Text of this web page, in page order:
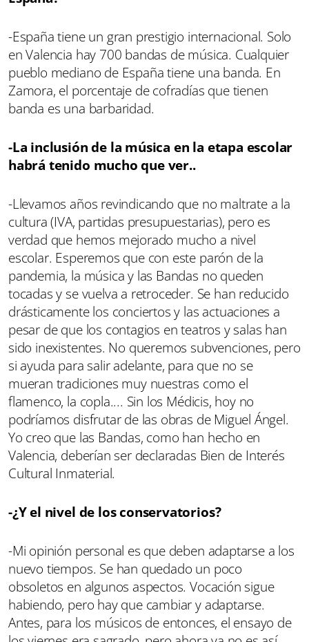
-España tiene un gran prestigio internacional. Solo
en Valencia hay 700 bandas de música. Cualquier
pueblo mediano de España tiene una banda. En
Zamora, el porcentaje de cofradías que tienen
banda es una barbaridad.
-La inclusión de la música en la etapa escolar
habrá tenido mucho que ver..
-Llevamos años revindicando que no maltrate a la
cultura (IVA, partidas presupuestarias), pero es
verdad que hemos mejorado mucho a nivel
escolar. Esperemos que con este parón de la
pandemia, la música y las Bandas no queden
tocadas y se vuelva a retroceder. Se han reducido
drásticamente los conciertos y las actuaciones a
pesar de que los contagios en teatros y salas han
sido inexistentes. No queremos subvenciones, pero
si ayuda para salir adelante, para que no se
mueran tradiciones muy nuestras como el
flamenco, la copla.... Sin los Médicis, hoy no
podríamos disfrutar de las obras de Miguel Ángel.
Yo creo que las Bandas, como han hecho en
Valencia, deberían ser declaradas Bien de Interés
Cultural Inmaterial.
-¿Y el nivel de los conservatorios?
-Mi opinión personal es que deben adaptarse a los
nuevo tiempos. Se han quedado un poco
obsoletos en algunos aspectos. Vocación sigue
habiendo, pero hay que cambiar y adaptarse.
Antes, para los músicos de entonces, el ensayo de